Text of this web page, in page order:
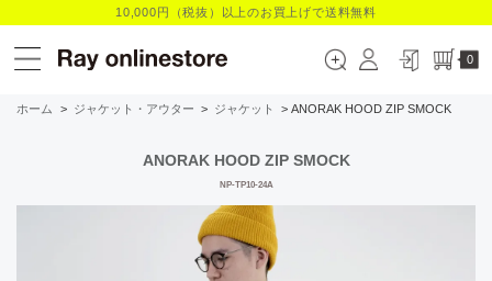
10,000円（税抜）以上のお買上げで送料無料
0
ホーム > ジャケット・アウター > ジャケット > ANORAK HOOD ZIP SMOCK
ANORAK HOOD ZIP SMOCK
NP-TP10-24A